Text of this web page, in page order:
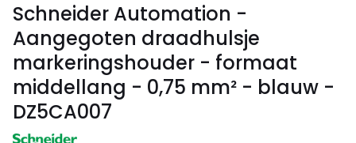
Schneider Automation -
Aangegoten draadhulsje
markeringshouder - formaat
middellang - 0,75 mm² - blauw -
DZ5CA007